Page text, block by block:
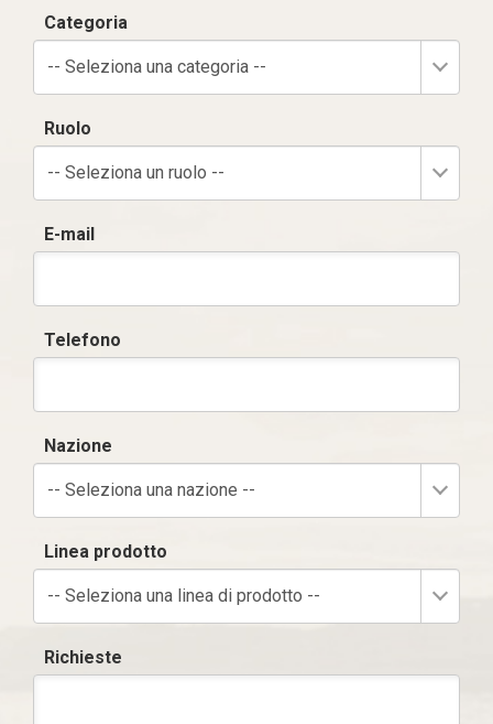
Categoria
-- Seleziona una categoria --
Ruolo
-- Seleziona un ruolo --
E-mail
Telefono
Nazione
-- Seleziona una nazione --
Linea prodotto
-- Seleziona una linea di prodotto --
Richieste